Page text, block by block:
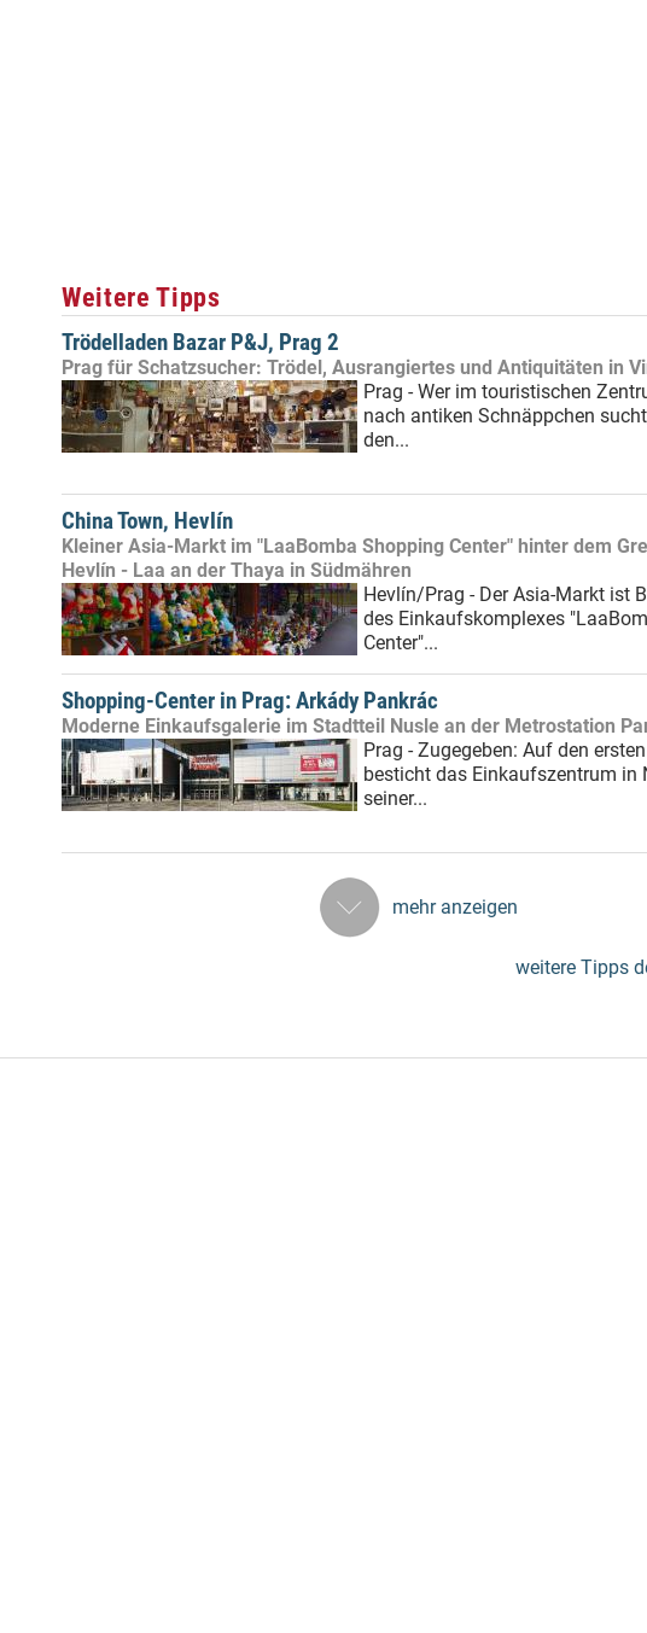
Weitere Tipps
Trödelladen Bazar P&J, Prag 2
Prag für Schatzsucher: Trödel, Ausrangiertes und Antiquitäten in
Prag - Wer im touristischen
nach antiken Schnäppchen
den...
China Town, Hevlín
Kleiner Asia-Markt im "LaaBomba Shopping Center" hinter dem
Hevlín - Laa an der Thaya in Südmähren
Hevlín/Prag - Der Asia-Markt ist
des Einkaufskomplexes
Center"...
Shopping-Center in Prag: Arkády Pankrác
Moderne Einkaufsgalerie im Stadtteil Nusle an der Metrostation
Prag - Zugegeben: Auf den
besticht das Einkaufszentrum in
seiner...
mehr anzeigen
weitere Tipps